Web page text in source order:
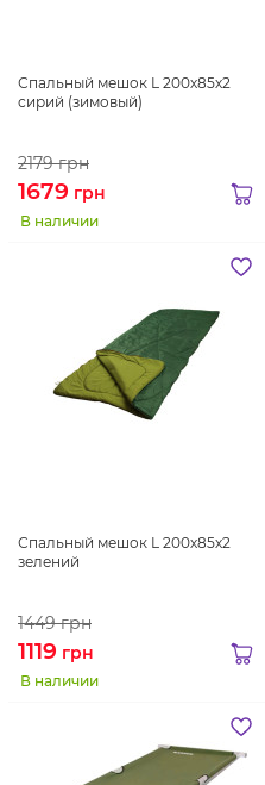
Спальный мешок L 200х85х2
сирий (зимовый)
2179грн
1679 грн
В наличии
Спальный мешок L 200х85х2
зелений
1449грн
1119 грн
В наличии